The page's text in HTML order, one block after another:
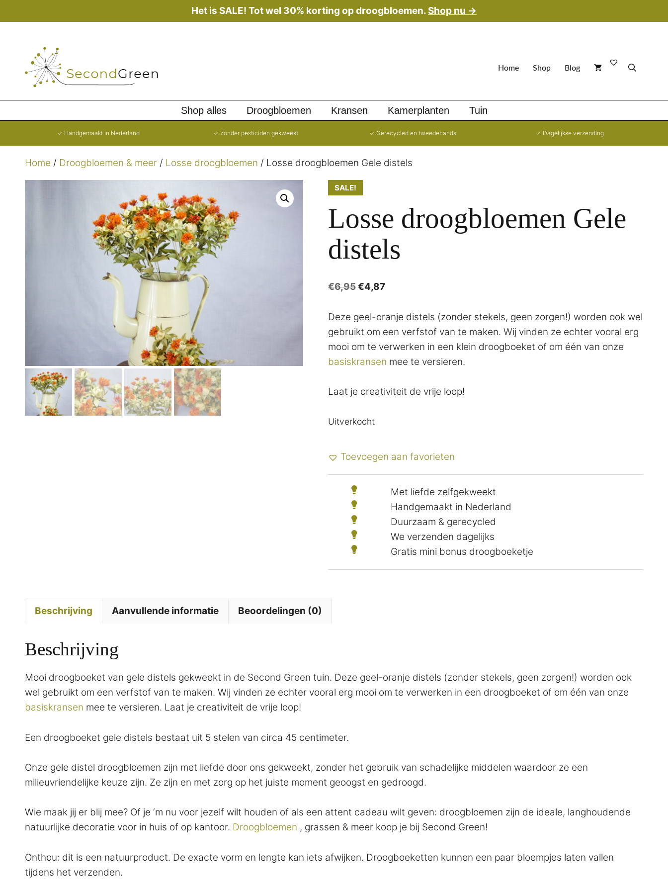
naar
Het is SALE! Tot wel 30% korting op droogbloemen. Shop nu →
Home Shop Blog
Shop alles Droogbloemen Kransen Kamerplanten Tuin
✓ Handgemaakt in Nederland ✓ Zonder pesticiden gekweekt ✓ Gerecycled en tweedehands ✓ Dagelijkse verzending
Home / Droogbloemen & meer / Losse droogbloemen / Losse droogbloemen Gele distels
SALE!
Losse droogbloemen Gele
distels
€6,95Oorspronkelijke
was:
€6,95.
€4,87Huidige
is:
€4,87.
Deze geel-oranje distels (zonder stekels, geen zorgen!) worden ook wel
gebruikt om een verfstof van te maken. Wij vinden ze echter vooral erg
mooi om te verwerken in een klein droogboeket of om één van onze
basiskransen mee te versieren.
Laat je creativiteit de vrije loop!
Uitverkocht
Toevoegen aan favorieten
Met liefde zelfgekweekt
Handgemaakt in Nederland
Duurzaam & gerecycled
We verzenden dagelijks
Gratis mini bonus droogboeketje
Beschrijving Aanvullende informatie Beoordelingen (0)
Beschrijving
Mooi droogboeket van gele distels gekweekt in de Second Green tuin. Deze geel-oranje distels (zonder stekels, geen zorgen!) worden ook
wel gebruikt om een verfstof van te maken. Wij vinden ze echter vooral erg mooi om te verwerken in een droogboeket of om één van onze
basiskransen mee te versieren. Laat je creativiteit de vrije loop!
Een droogboeket gele distels bestaat uit 5 stelen van circa 45 centimeter.
Onze gele distel droogbloemen zijn met liefde door ons gekweekt, zonder het gebruik van schadelijke middelen waardoor ze een
milieuvriendelijke keuze zijn. Ze zijn en met zorg op het juiste moment geoogst en gedroogd.
Wie maak jij er blij mee? Of je ‘m nu voor jezelf wilt houden of als een attent cadeau wilt geven: droogbloemen zijn de ideale, langhoudende
natuurlijke decoratie voor in huis of op kantoor. Droogbloemen , grassen & meer koop je bij Second Green!
Onthou: dit is een natuurproduct. De exacte vorm en lengte kan iets afwijken. Droogboeketten kunnen een paar bloempjes laten vallen
tijdens het verzenden.